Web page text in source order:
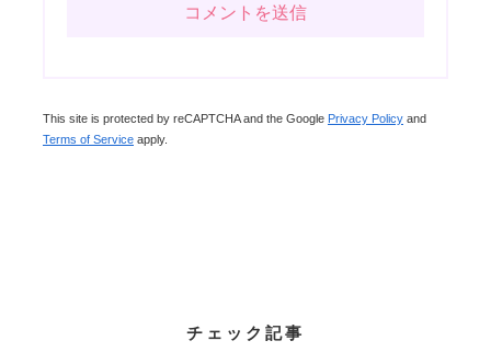
This site is protected by reCAPTCHA and the Google Privacy Policy and
Terms of Service apply.
チェック記事